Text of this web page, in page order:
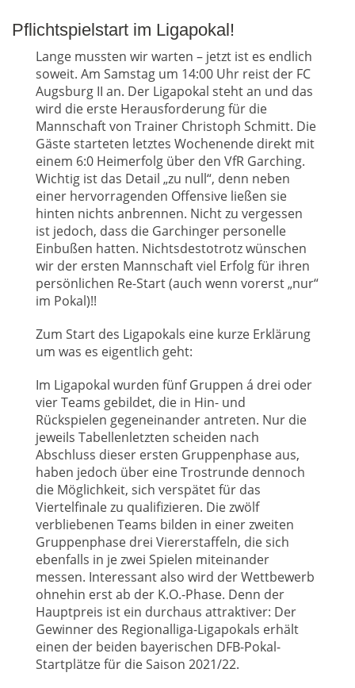
Pflichtspielstart im Ligapokal!
Lange mussten wir warten – jetzt ist es endlich
soweit. Am Samstag um 14:00 Uhr reist der FC
Augsburg II an. Der Ligapokal steht an und das
wird die erste Herausforderung für die
Mannschaft von Trainer Christoph Schmitt. Die
Gäste starteten letztes Wochenende direkt mit
einem 6:0 Heimerfolg über den VfR Garching.
Wichtig ist das Detail „zu null“, denn neben
einer hervorragenden Offensive ließen sie
hinten nichts anbrennen. Nicht zu vergessen
ist jedoch, dass die Garchinger personelle
Einbußen hatten. Nichtsdestotrotz wünschen
wir der ersten Mannschaft viel Erfolg für ihren
persönlichen Re-Start (auch wenn vorerst „nur“
im Pokal)!!
Zum Start des Ligapokals eine kurze Erklärung
um was es eigentlich geht:
Im Ligapokal wurden fünf Gruppen á drei oder
vier Teams gebildet, die in Hin- und
Rückspielen gegeneinander antreten. Nur die
jeweils Tabellenletzten scheiden nach
Abschluss dieser ersten Gruppenphase aus,
haben jedoch über eine Trostrunde dennoch
die Möglichkeit, sich verspätet für das
Viertelfinale zu qualifizieren. Die zwölf
verbliebenen Teams bilden in einer zweiten
Gruppenphase drei Viererstaffeln, die sich
ebenfalls in je zwei Spielen miteinander
messen. Interessant also wird der Wettbewerb
ohnehin erst ab der K.O.-Phase. Denn der
Hauptpreis ist ein durchaus attraktiver: Der
Gewinner des Regionalliga-Ligapokals erhält
einen der beiden bayerischen DFB-Pokal-
Startplätze für die Saison 2021/22.